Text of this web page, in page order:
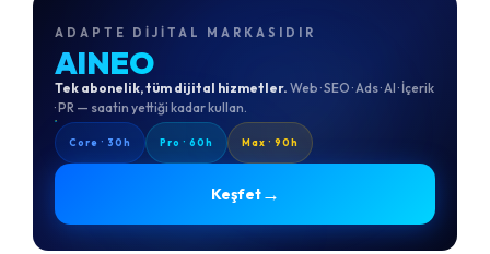
ADAPTE DIJITAL MARKASIDIR
AINEO
Tek abonelik, tüm dijital hizmetler. Web · SEO · Ads · AI · İçerik
· PR — saatin yettiği kadar kullan.
Core · 30h Pro · 60h Max · 90h
Keşfet→